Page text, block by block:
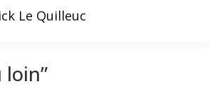
loin”